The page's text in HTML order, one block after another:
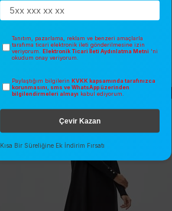
İNDIRIM SONBAHAR/KIŞ
Tanıtım, pazarlama, reklam ve benzeri amaçlarla
tarafıma ticari elektronik ileti gönderilmesine izin
veriyorum. Elektronik Ticari İleti Aydınlatma Metni 'ni
okudum onay veriyorum.
Paylaştığım bilgilerin KVKK kapsamında tarafınızca
korunmasını, sms ve WhatsApp üzerinden
bilgilendirmeleri almayı kabul ediyorum.
Çevir Kazan
Kısa Bir Süreliğine Ek İndirim Fırsatı